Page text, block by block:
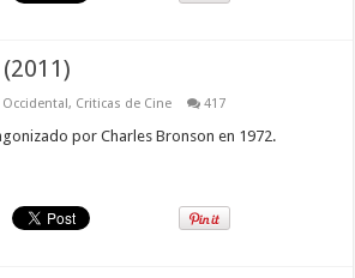
Occidental, Criticas de Cine 417
por Charles Bronson en 1972.